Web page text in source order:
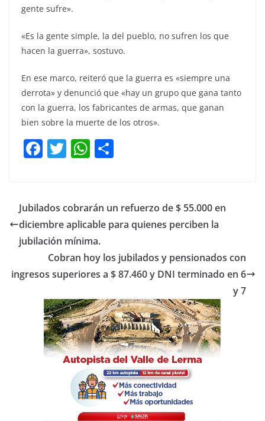
gente sufre».
«Es la gente simple, la del pueblo, no sufren los que
hacen la guerra», sostuvo.
En ese marco, reiteró que la guerra es «siempre una
derrota» y denunció que «hay un grupo que gana tanto
con la guerra, los fabricantes de armas, que ganan
bien sobre la muerte de los otros».
F
e
b
o
o
k
T
er
W
s
A
p
p
p
ar
Jubilados cobrarán un refuerzo de $ 55.000 en
diciembre aplicable para quienes perciben la
jubilación mínima.
Cobran hoy los jubilados y pensionados con
ingresos superiores a $ 87.460 y DNI terminado en 6
y 7